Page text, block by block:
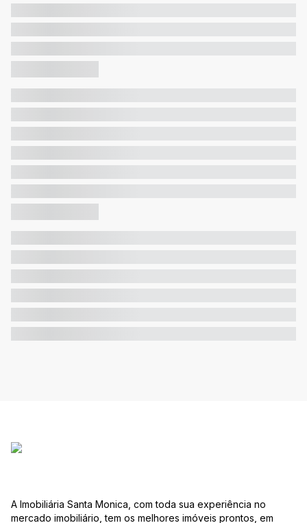
A Imobiliária Santa Monica, com toda sua experiência no
mercado imobiliário, tem os melhores imóveis prontos, em